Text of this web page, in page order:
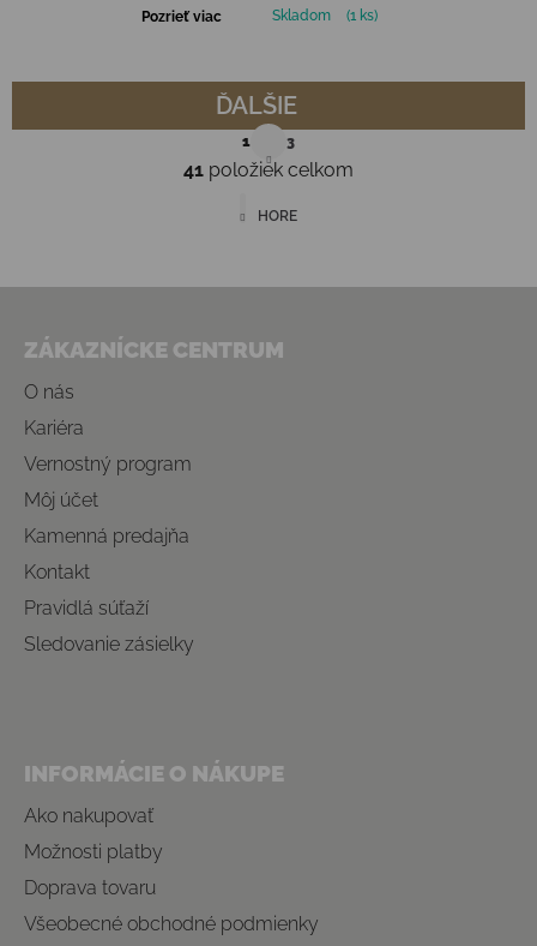
Pozrieť viac Skladom (1 ks)
Ovládacie prvky výpisu
ĎALŠIE
Stránkovanie
1 3
41 položiek celkom
HORE
ZÁKAZNÍCKE CENTRUM
O nás
Kariéra
Vernostný program
Môj účet
Kamenná predajňa
Kontakt
Pravidlá súťaží
Sledovanie zásielky
INFORMÁCIE O NÁKUPE
Ako nakupovať
Možnosti platby
Doprava tovaru
Všeobecné obchodné podmienky